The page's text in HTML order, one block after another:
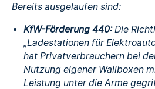
Bereits ausgelaufen sind:
KfW-Förderung 440:Die
„Ladestationen für
hat Privatverbrauchern bei
Nutzung eigener Wallboxen
Leistung unter die Arme